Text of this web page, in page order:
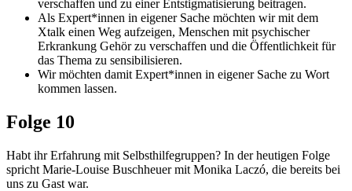
verschaffen und zu einer Entstigmatisierung beitragen.
Als Expert*innen in eigener Sache möchten wir mit dem
Xtalk einen Weg aufzeigen, Menschen mit psychischer
Erkrankung Gehör zu verschaffen und die Öffentlichkeit für
das Thema zu sensibilisieren.
Wir möchten damit Expert*innen in eigener Sache zu Wort
kommen lassen.
Folge 10
Habt ihr Erfahrung mit Selbsthilfegruppen? In der heutigen Folge
spricht Marie-Louise Buschheuer mit Monika Laczó, die bereits bei
uns zu Gast war.